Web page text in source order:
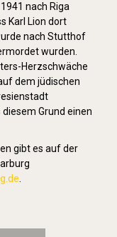
nach Riga
Karl Lion dort
nach Stutthof
wurden.
Herzschwäche
dem jüdischen
Grund einen
gibt es auf der